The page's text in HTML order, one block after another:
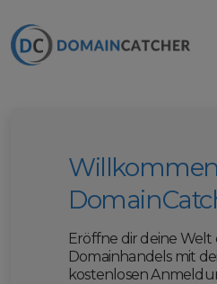
Eröffne dir deine Welt
Domainhandels mit
kostenlosen